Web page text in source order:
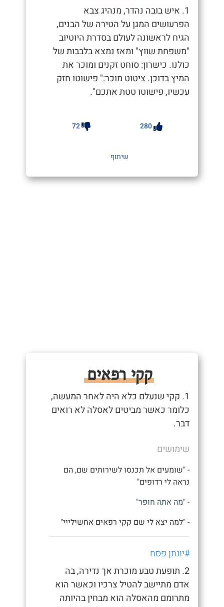
1. איש בובה נהדר, מנהיג צבא
הפרעושים המגן על הטירה של הבנים,
הגיח לראשונה לעולם בסדרת היוטיוב
"משפחת שווץ" ומאז נמצא בלבבות של
כולנו. כישרון: סוחט זקנים ומוכר את
המיץ בדוכן. ציטוט מוכר:" פישוטו חזק
עכשיו, פישוטו טטת אתכם".
280
72
שיתוף
קקי רפאים
1. קקי שנעלם כלא היה לאחר המעשה,
כלומר כאשר מביטים לאסלה לא רואים
דבר.
שימושים
- "שומעים אל תכנסו לשירותים שם, הם
נראה לי רדופים"
- "מה אתה חופר"
- "למה יצא לי שם קקי רפאים אחשילייי"
#יונתן פסח
2. תופעת טבע מוכרת אך נדירה, בה
אדם מתיישב להטיל צרכיו וכאשר הוא
מתרומם מהאסלה הוא מבחין בהיותה